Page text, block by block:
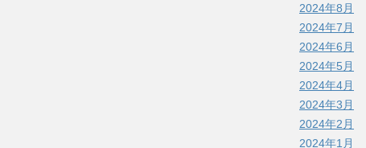
2024年8月
2024年7月
2024年6月
2024年5月
2024年4月
2024年3月
2024年2月
2024年1月